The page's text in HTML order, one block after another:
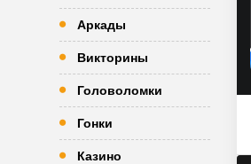
Аркады
Викторины
Головоломки
Гонки
Казино